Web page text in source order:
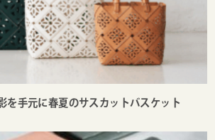
を手元に春夏のサスカットバスケット